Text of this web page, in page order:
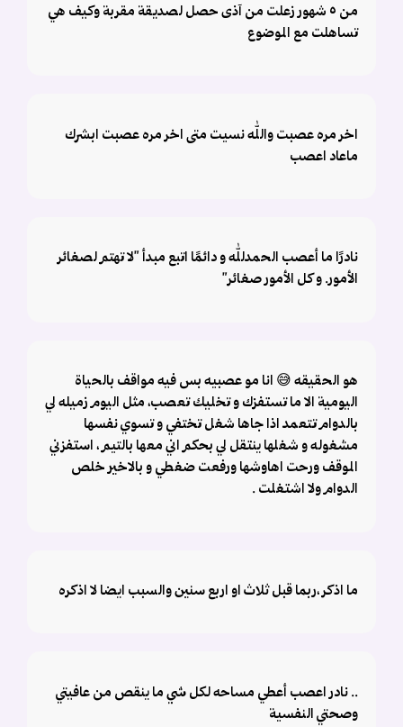
من ٥ شهور زعلت من آذى حصل لصديقة مقربة وكيف هي
تساهلت مع الموضوع
اخر مره عصبت والله نسيت متى اخر مره عصبت ابشرك
ماعاد اعصب
نادرًا ما أعصب الحمدلله و دائمًا اتبع مبدأ "لا تهتم لصغائر
الأمور. و كل الأمور صغائر"
هو الحقيقه 😅 انا مو عصبيه بس فيه مواقف بالحياة
اليومية الا ما تستفزك و تخليك تعصب، مثل اليوم زميله لي
بالدوام تتعمد اذا جاها شغل تختفي و تسوي نفسها
مشغوله و شغلها ينتقل لي بحكم اني معها بالتيم ، استفزني
الموقف ورحت اهاوشها ورفعت ضغطي و بالاخير خلص
الدوام ولا اشتغلت .
ما اذكر ،ربما قبل ثلاث او اربع سنين والسبب ايضا لا اذكره
.. نادر اعصب أعطي مساحه لكل شي ما ينقص من عافيتي
وصحتي النفسية